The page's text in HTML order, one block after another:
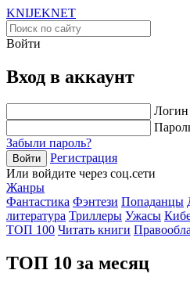
KNIJEKNET
Войти
Вход в аккаунт
Логин
Забыли пароль?
Войти
Регистрация
Или войдите через соц.сети
Жанры
Фантастика Фэнтези Попаданцы
литература Триллеры Ужасы
ТОП 100 Читать книги
ТОП 10 за месяц